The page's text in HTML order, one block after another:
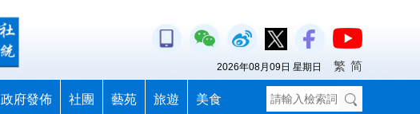
政府發佈 社團 藝苑 旅遊 美食
2026年08月09日 星期日 繁 简